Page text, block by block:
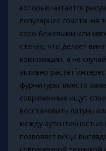
которые читается
популярнее сочетания
серо‑бежевыми или
стенах, что делает
композиции, а не
активно растёт
фурнитуры: вместо
современные ищут
восстановить латунь
между
позволяет вещи
современной